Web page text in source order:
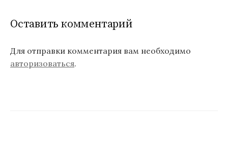
Оставить комментарий
Для отправки комментария вам необходимо
авторизоваться.